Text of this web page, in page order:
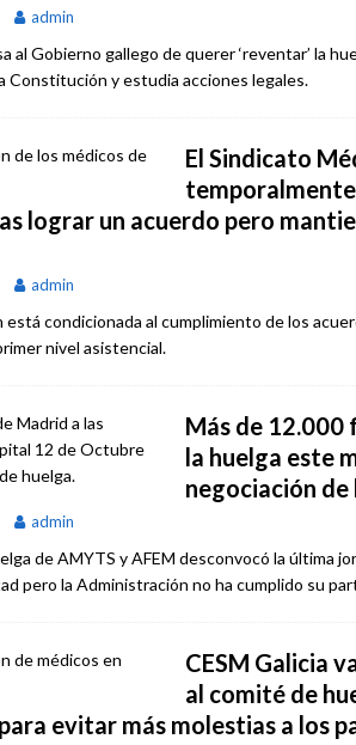
admin
al Gobierno gallego de querer ‘reventar’ la
Constitución y estudia acciones legales.
El Sindicato
lograr un acuerdo pero
admin
condicionada al cumplimiento de los
nivel asistencial.
Más de
la huelga este
negociación
admin
de AMYTS y AFEM desconvocó la última
pero la Administración no ha cumplido su
CESM Galicia
al comité de
evitar más molestias a los